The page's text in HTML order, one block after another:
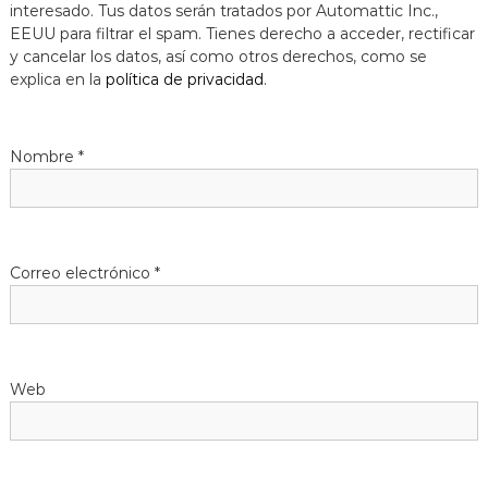
interesado. Tus datos serán tratados por Automattic Inc.,
EEUU para filtrar el spam. Tienes derecho a acceder, rectificar
y cancelar los datos, así como otros derechos, como se
explica en la política de privacidad.
Nombre *
Correo electrónico *
Web